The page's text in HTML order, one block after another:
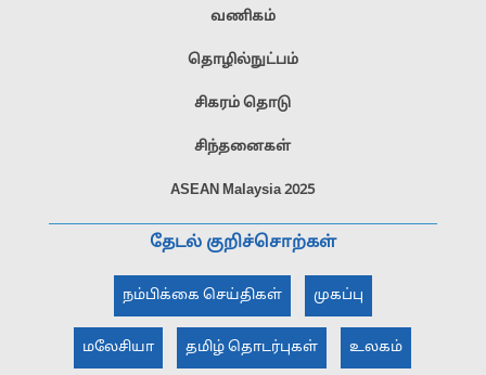
வணிகம்
தொழில்நுட்பம்
சிகரம் தொடு
சிந்தனைகள்
ASEAN Malaysia 2025
தேடல் குறிச்சொற்கள்
நம்பிக்கை செய்திகள் முகப்பு
மலேசியா தமிழ் தொடர்புகள் உலகம்